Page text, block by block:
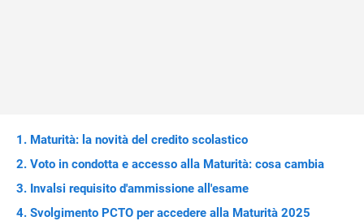
Maturità: la novità del credito scolastico
Voto in condotta e accesso alla Maturità: cosa cambia
Invalsi requisito d'ammissione all'esame
Svolgimento PCTO per accedere alla Maturità 2025